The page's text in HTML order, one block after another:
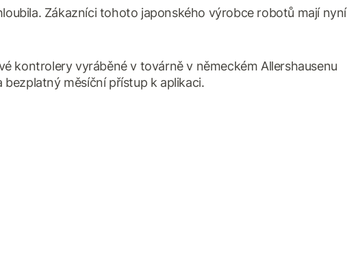
Zákazníci tohoto japonského výrobce robotů mají nyní
kontrolery vyráběné v továrně v německém Allershausenu
měsíční přístup k aplikaci.